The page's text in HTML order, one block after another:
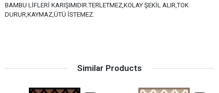
BAMBU LİFLERİ KARIŞIMIDIR.TERLETMEZ,KOLAY ŞEKİL ALIR,TOK
DURUR,KAYMAZ,ÜTÜ İSTEMEZ.
Similar Products